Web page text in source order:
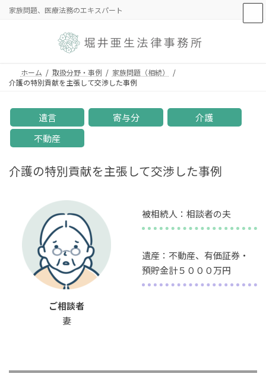
家族問題、医療法務のエキスパート
ホーム 取扱分野・事例
家族問題（相続）
介護の特別貢献を主張して交渉した事例
遺言 寄与分
介護
不動産
介護の特別貢献を主張して交渉した事例
ご相談者
妻
被相続人：相談者の夫
遺産：不動産、有価証券・
預貯金計５０００万円